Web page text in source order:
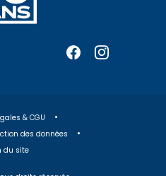
FacebookInstagram
& CGU
des données
du site